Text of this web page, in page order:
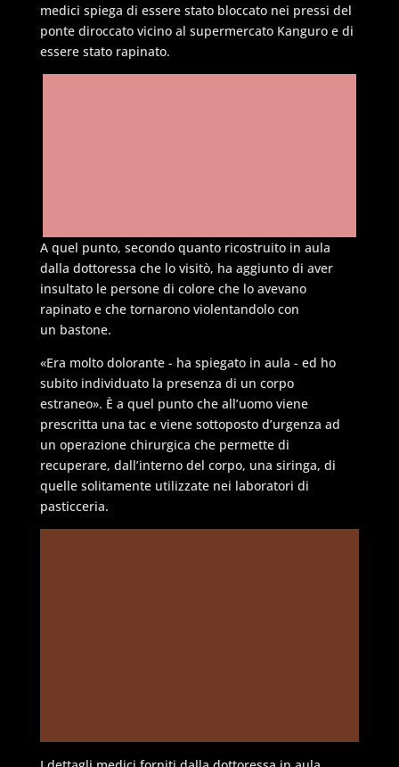
medici spiega di essere stato bloccato nei pressi del
ponte diroccato vicino al supermercato Kanguro e di
essere stato rapinato.
A quel punto, secondo quanto ricostruito in aula
dalla dottoressa che lo visitò, ha aggiunto di aver
insultato le persone di colore che lo avevano
rapinato e che tornarono violentandolo con
un bastone.
«Era molto dolorante - ha spiegato in aula - ed ho
subito individuato la presenza di un corpo
estraneo». È a quel punto che all’uomo viene
prescritta una tac e viene sottoposto d’urgenza ad
un operazione chirurgica che permette di
recuperare, dall’interno del corpo, una siringa, di
quelle solitamente utilizzate nei laboratori di
pasticceria.